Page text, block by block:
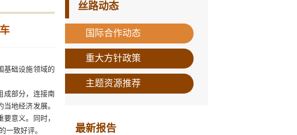
础设施领域的
部分，连接南
地经济发展。
意义。同时，
一致好评。
丝路动态
国际合作动态
重大方针政策
主题资源推荐
最新报告